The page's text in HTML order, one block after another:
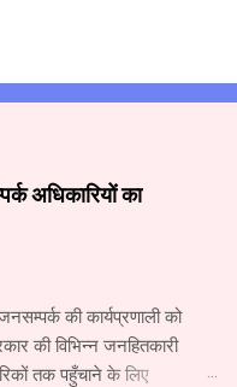
अधिकारियों का
की कार्यप्रणाली को
की विभिन्न जनहितकारी
तक पहुँचाने के लिए